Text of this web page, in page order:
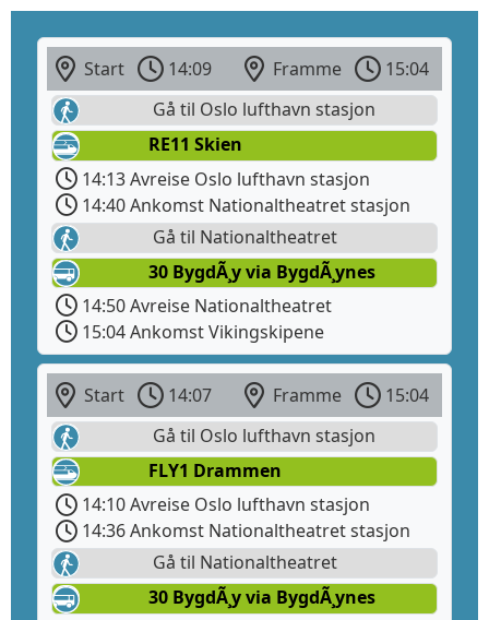
Start 14:09 Framme
15:04
Gå til Oslo lufthavn stasjon
RE11 Skien
14:13 Avreise Oslo lufthavn stasjon
14:40 Ankomst Nationaltheatret stasjon
Gå til Nationaltheatret
30 BygdÃ¸y via BygdÃ¸ynes
14:50 Avreise Nationaltheatret
15:04 Ankomst Vikingskipene
Start 14:07 Framme
15:04
Gå til Oslo lufthavn stasjon
FLY1 Drammen
14:10 Avreise Oslo lufthavn stasjon
14:36 Ankomst Nationaltheatret stasjon
Gå til Nationaltheatret
30 BygdÃ¸y via BygdÃ¸ynes